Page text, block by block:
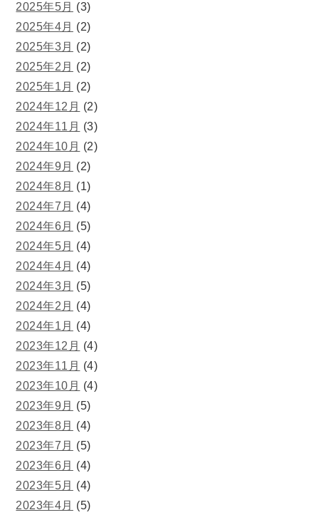
2025年5月 (3)
2025年4月 (2)
2025年3月 (2)
2025年2月 (2)
2025年1月 (2)
2024年12月 (2)
2024年11月 (3)
2024年10月 (2)
2024年9月 (2)
2024年8月 (1)
2024年7月 (4)
2024年6月 (5)
2024年5月 (4)
2024年4月 (4)
2024年3月 (5)
2024年2月 (4)
2024年1月 (4)
2023年12月 (4)
2023年11月 (4)
2023年10月 (4)
2023年9月 (5)
2023年8月 (4)
2023年7月 (5)
2023年6月 (4)
2023年5月 (4)
2023年4月 (5)